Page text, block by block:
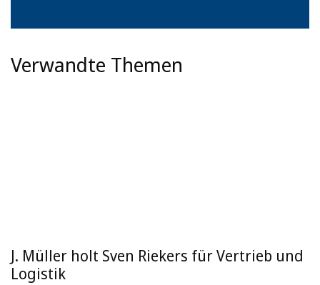
Verwandte Themen
J. Müller holt Sven Riekers für Vertrieb und
Logistik